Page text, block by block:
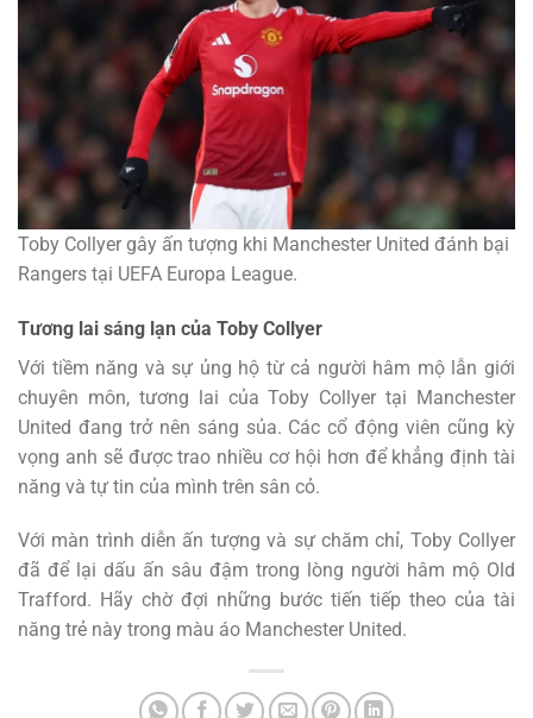
Toby Collyer gây ấn tượng khi Manchester United đánh bại
Rangers tại UEFA Europa League.
Tương lai sáng lạn của Toby Collyer
Với tiềm năng và sự ủng hộ từ cả người hâm mộ lẫn giới
chuyên môn, tương lai của Toby Collyer tại Manchester
United đang trở nên sáng sủa. Các cổ động viên cũng kỳ
vọng anh sẽ được trao nhiều cơ hội hơn để khẳng định tài
năng và tự tin của mình trên sân cỏ.
Với màn trình diễn ấn tượng và sự chăm chỉ, Toby Collyer
đã để lại dấu ấn sâu đậm trong lòng người hâm mộ Old
Trafford. Hãy chờ đợi những bước tiến tiếp theo của tài
năng trẻ này trong màu áo Manchester United.